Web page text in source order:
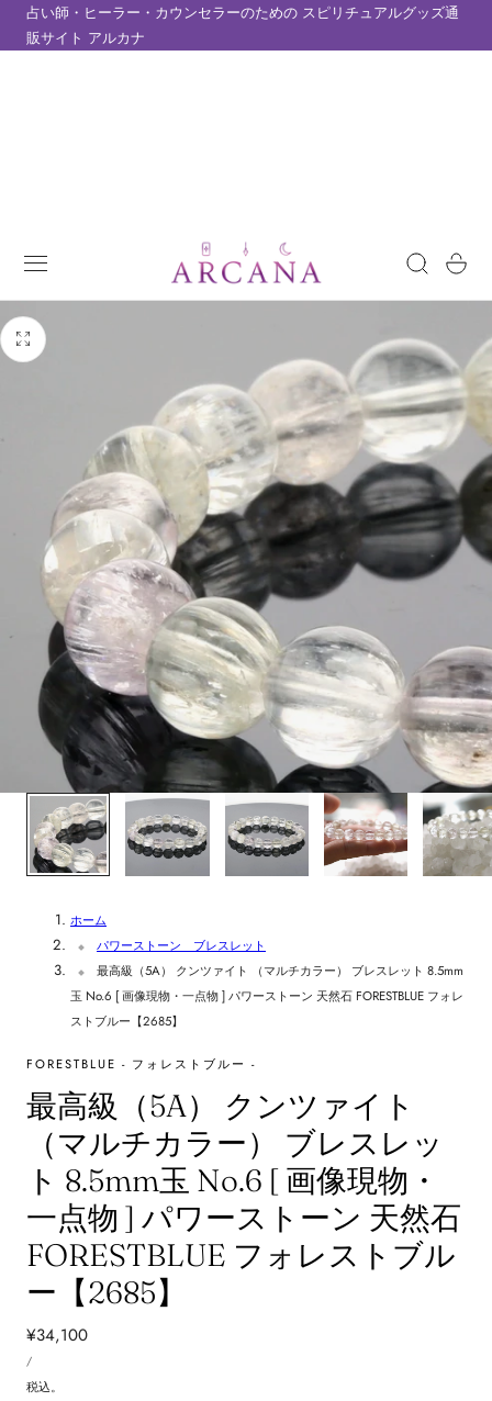
ツにスキップ
占い師・ヒーラー・カウンセラーのための スピリチュアルグッズ通
販サイト アルカナ
ー
1/5
ホーム
パワーストーン ブレスレット
最高級（5A） クンツァイト （マルチカラー） ブレスレット 8.5mm
玉 No.6 [ 画像現物・一点物 ] パワーストーン 天然石 FORESTBLUE フォレ
ストブルー【2685】
FORESTBLUE - フォレストブルー -
最高級（5A） クンツァイト
（マルチカラー） ブレスレッ
ト 8.5mm玉 No.6 [ 画像現物・
一点物 ] パワーストーン 天然石
FORESTBLUE フォレストブル
ー【2685】
通
常
価
¥34,100
単
価/あ
り
税込。